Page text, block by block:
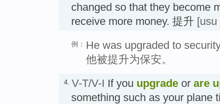
changed so that they become
receive more money. 提升 [usu
例： He was upgraded to
他被提升为保安。
4. V-T/V-I If you upgrade or are
something such as your plane